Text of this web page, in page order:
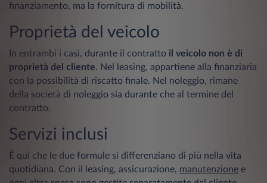
finanziamento, ma la fornitura di mobilità.
Proprietà del veicolo
In entrambi i casi, durante il contratto il veicolo non è di
proprietà del cliente. Nel leasing, appartiene alla finanziaria
con la possibilità di riscatto finale. Nel noleggio, rimane
della società di noleggio sia durante che al termine del
contratto.
Servizi inclusi
È qui che le due formule si differenziano di più nella vita
quotidiana. Con il leasing, assicurazione, manutenzione e